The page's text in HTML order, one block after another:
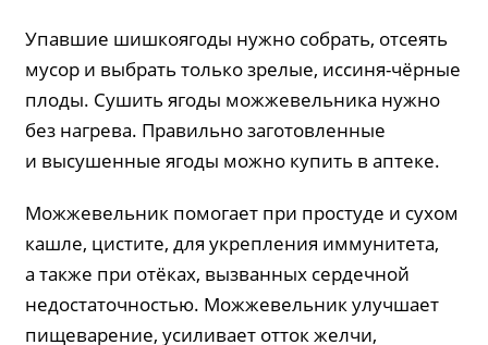
Упавшие шишкоягоды нужно собрать, отсеять
мусор и выбрать только зрелые, иссиня-чёрные
плоды. Сушить ягоды можжевельника нужно
без нагрева. Правильно заготовленные
и высушенные ягоды можно купить в аптеке.
Можжевельник помогает при простуде и сухом
кашле, цистите, для укрепления иммунитета,
а также при отёках, вызванных сердечной
недостаточностью. Можжевельник улучшает
пищеварение, усиливает отток желчи,